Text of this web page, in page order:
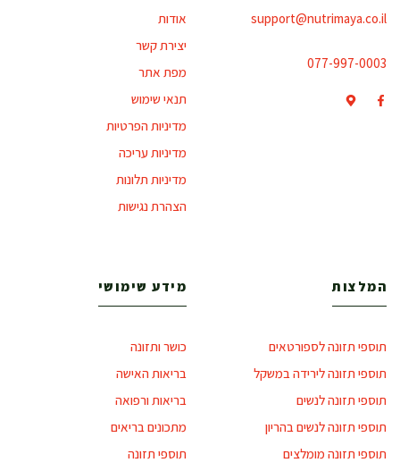
support@nutrimaya.co.il
077-997-0003
אודות
יצירת קשר
מפת אתר
תנאי שימוש
מדיניות הפרטיות
מדיניות עריכה
מדיניות תלונות
הצהרת נגישות
המלצות
תוספי תזונה לספורטאים
תוספי תזונה לירידה במשקל
תוספי תזונה לנשים
תוספי תזונה לנשים בהריון
תוספי תזונה מומלצים
מידע שימושי
כושר ותזונה
בריאות האישה
בריאות ורפואה
מתכונים בריאים
תוספי תזונה